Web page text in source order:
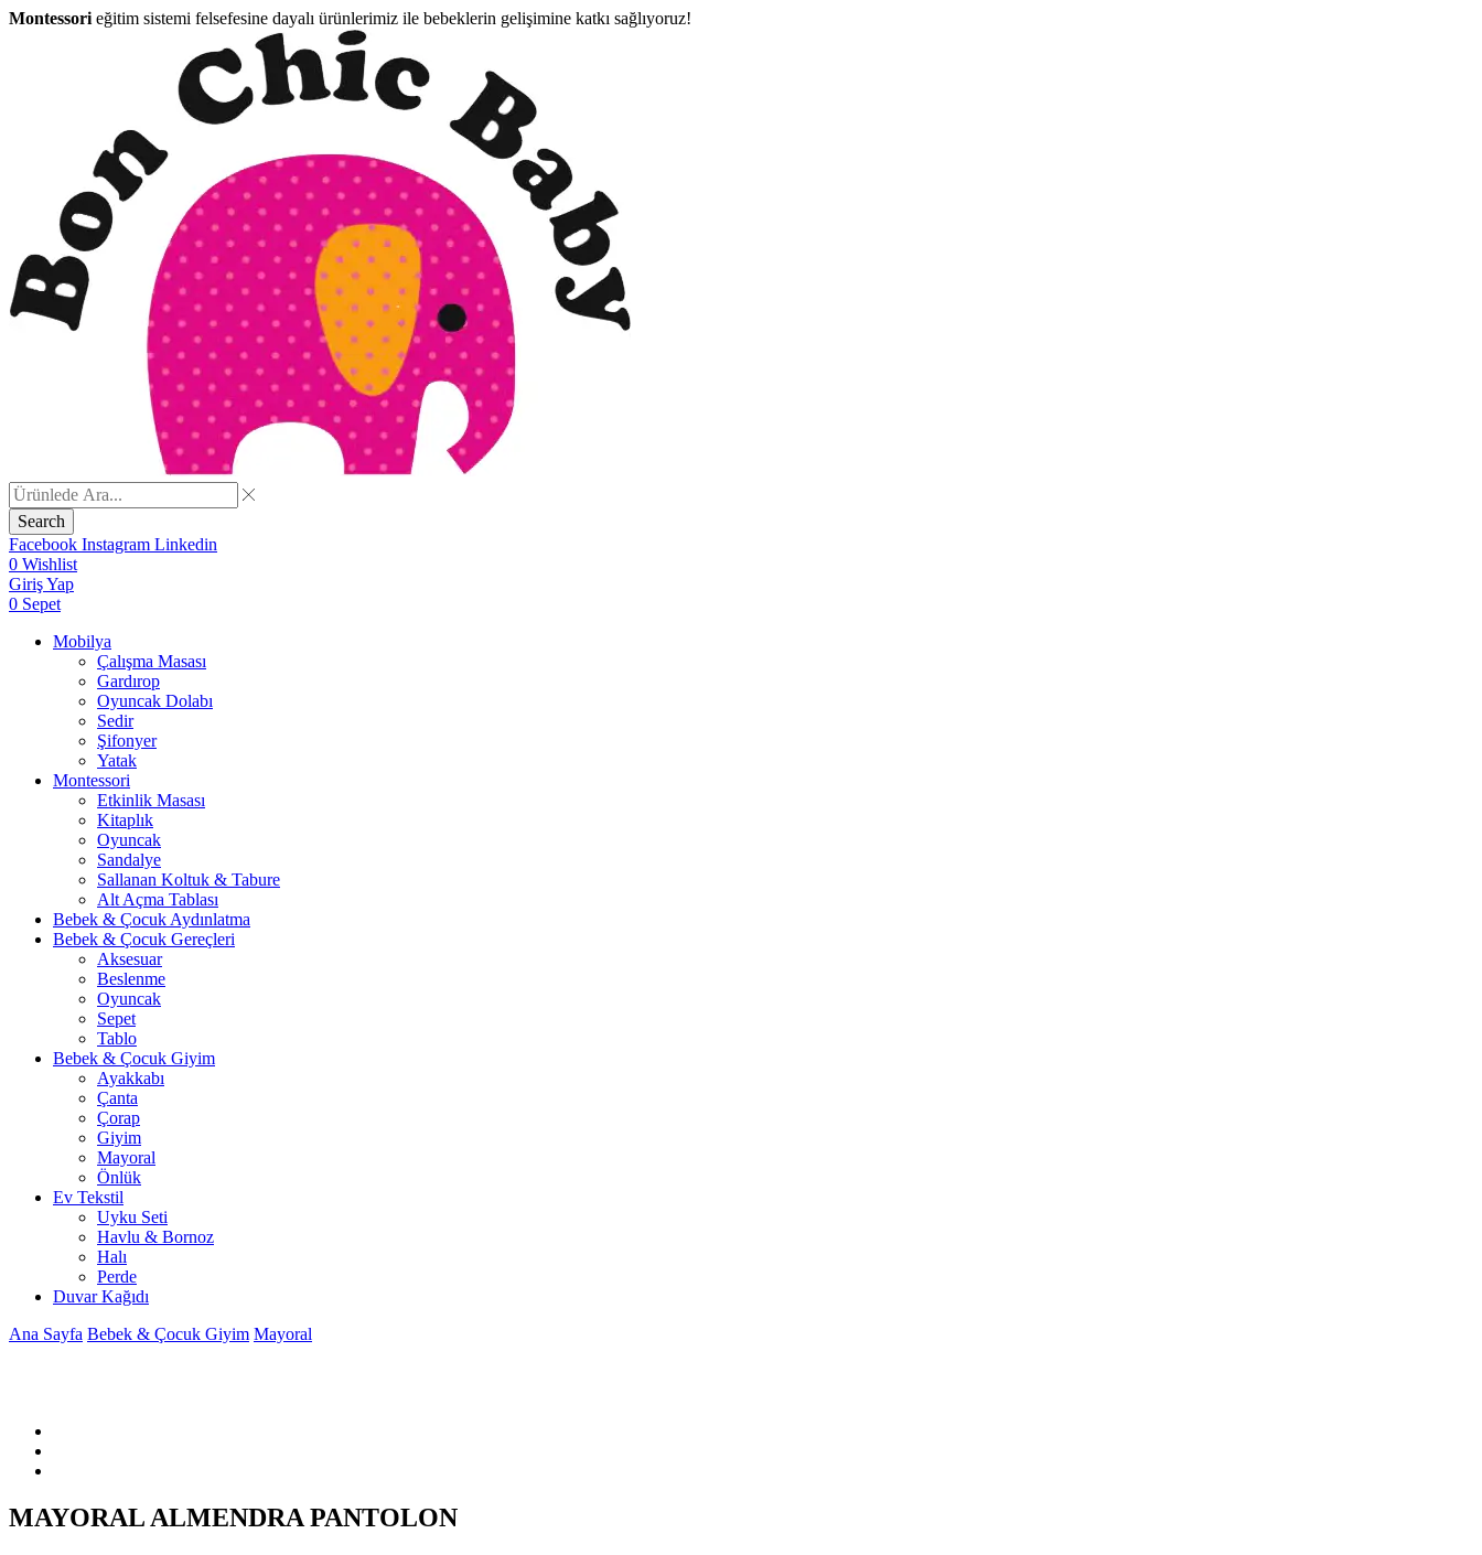
Montessori eğitim sistemi felsefesine dayalı ürünlerimiz ile bebeklerin gelişimine katkı sağlıyoruz!
Search
Facebook Instagram Linkedin
0 Wishlist
Giriş Yap
0 Sepet
Mobilya
Çalışma Masası
Gardırop
⁠Oyuncak Dolabı
Sedir
Şifonyer
Yatak
Montessori
Etkinlik Masası
Kitaplık
Oyuncak
Sandalye
Sallanan Koltuk & Tabure
Alt Açma Tablası
Bebek & Çocuk Aydınlatma
Bebek & Çocuk Gereçleri
Aksesuar
Beslenme
Oyuncak
Sepet
Tablo
Bebek & Çocuk Giyim
Ayakkabı
Çanta
Çorap
Giyim
Mayoral
Önlük
Ev Tekstil
Uyku Seti
Havlu & Bornoz
Halı
Perde
Duvar Kağıdı
Ana Sayfa Bebek & Çocuk Giyim Mayoral
MAYORAL ALMENDRA PANTOLON